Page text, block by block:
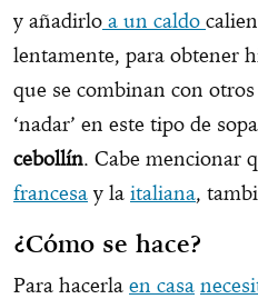
y añadirlo a un caldo
lentamente, para obtener
que se combinan con
‘nadar’ en este tipo de
cebollín. Cabe mencionar
francesa y la italiana,
¿Cómo se hace?
Para hacerla en casa